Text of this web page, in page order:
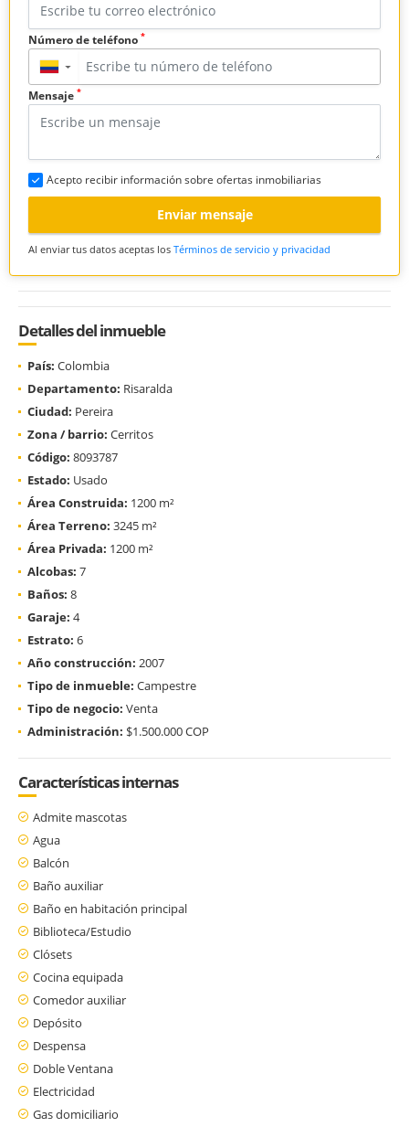
Número de teléfono *
▼
Mensaje *
Acepto recibir información sobre ofertas inmobiliarias
Enviar mensaje
Al enviar tus datos aceptas los Términos de servicio y privacidad
Detalles del inmueble
País: Colombia
Departamento: Risaralda
Ciudad: Pereira
Zona / barrio: Cerritos
Código: 8093787
Estado: Usado
Área Construida: 1200 m²
Área Terreno: 3245 m²
Área Privada: 1200 m²
Alcobas: 7
Baños: 8
Garaje: 4
Estrato: 6
Año construcción: 2007
Tipo de inmueble: Campestre
Tipo de negocio: Venta
Administración: $1.500.000 COP
Características internas
Admite mascotas
Agua
Balcón
Baño auxiliar
Baño en habitación principal
Biblioteca/Estudio
Clósets
Cocina equipada
Comedor auxiliar
Depósito
Despensa
Doble Ventana
Electricidad
Gas domiciliario